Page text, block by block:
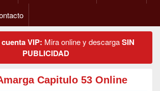
VIP: Mira online y descargaSIN
PUBLICIDAD
Capitulo 53 Online